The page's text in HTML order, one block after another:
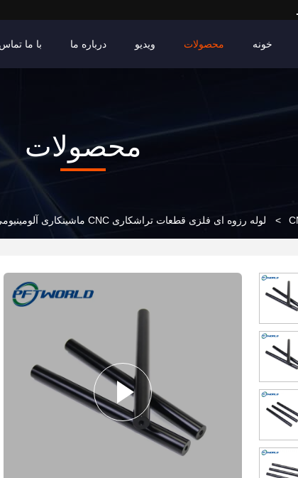
خونه محصولات ویدیو درباره ما با ما
محصولات
> لوله رزوه ای فلزی قطعات تراشکاری CNC ماشینکاری آلومینیومی TUV